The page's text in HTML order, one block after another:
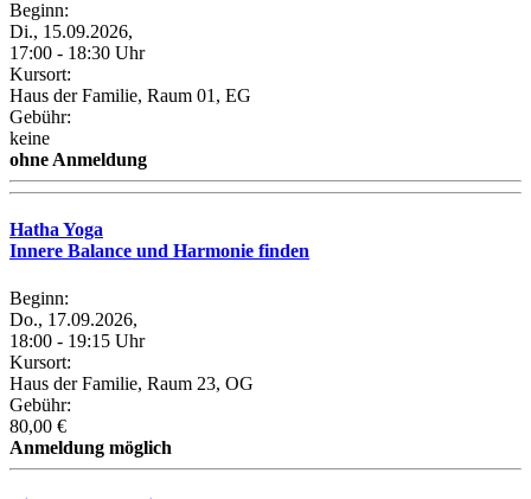
Beginn:
Di., 15.09.2026,
17:00 - 18:30 Uhr
Kursort:
Haus der Familie, Raum 01, EG
Gebühr:
keine
ohne Anmeldung
Hatha Yoga
Innere Balance und Harmonie finden
Beginn:
Do., 17.09.2026,
18:00 - 19:15 Uhr
Kursort:
Haus der Familie, Raum 23, OG
Gebühr:
80,00 €
Anmeldung möglich